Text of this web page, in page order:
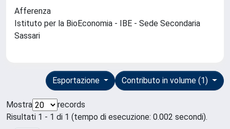
Afferenza
Istituto per la BioEconomia - IBE - Sede Secondaria
Sassari
Contributo in volume (1)
Esportazione
Mostra
records
Risultati 1 - 1 di 1 (tempo di esecuzione: 0.002 secondi).